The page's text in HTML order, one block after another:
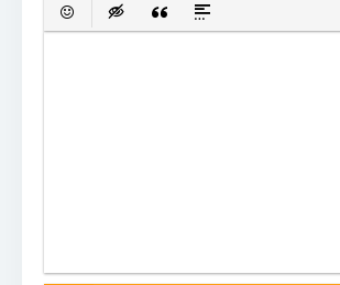
ВСТАВИТЬ СМАЙЛИК
ВСТАВКА СКРЫТОГО ТЕКСТА
ВСТАВКА ЦИТАТЫ
ВСТАВКА СПОЙЛЕРА